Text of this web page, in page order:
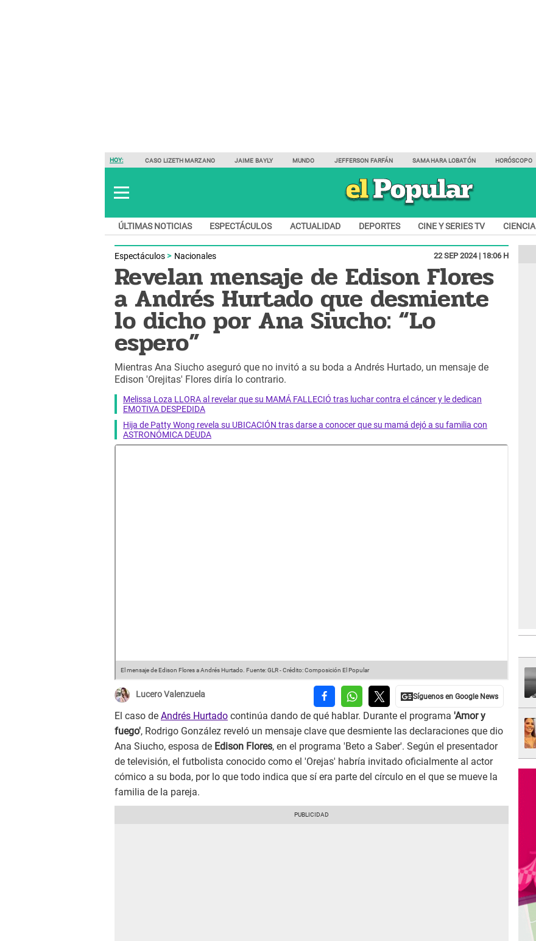
HOY: CASO LIZETH MARZANO JAIME BAYLY MUNDO JEFFERSON FARFÁN SAMAHARA LOBATÓN HORÓSCOPO
ÚLTIMAS NOTICIAS ESPECTÁCULOS ACTUALIDAD DEPORTES CINE Y SERIES TV CIENCIA
Espectáculos Nacionales 22 SEP 2024 | 18:06 H
Revelan mensaje de Edison Flores
a Andrés Hurtado que desmiente
lo dicho por Ana Siucho: “Lo
espero”
Mientras Ana Siucho aseguró que no invitó a su boda a Andrés Hurtado, un mensaje de
Edison 'Orejitas' Flores diría lo contrario.
Melissa Loza LLORA al revelar que su MAMÁ FALLECIÓ tras luchar contra el cáncer y le dedican
EMOTIVA DESPEDIDA
Hija de Patty Wong revela su UBICACIÓN tras darse a conocer que su mamá dejó a su familia con
ASTRONÓMICA DEUDA
El mensaje de Edison Flores a Andrés Hurtado. Fuente: GLR-Crédito: Composición El Popular
Lucero Valenzuela
El caso de Andrés Hurtado continúa dando de qué hablar. Durante el programa 'Amor y
fuego', Rodrigo González reveló un mensaje clave que desmiente las declaraciones que dio
Ana Siucho, esposa de Edison Flores, en el programa 'Beto a Saber'. Según el presentador
de televisión, el futbolista conocido como el 'Orejas' habría invitado oficialmente al actor
cómico a su boda, por lo que todo indica que sí era parte del círculo en el que se mueve la
familia de la pareja.